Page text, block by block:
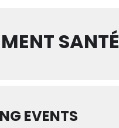
SANTÉ
EVENTS